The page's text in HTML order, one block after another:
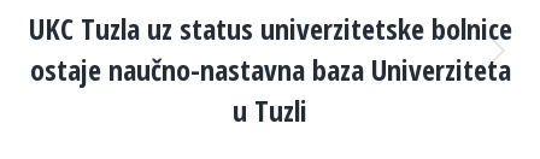
Next
post:
UKC Tuzla uz status univerzitetske bolnice
ostaje naučno-nastavna baza Univerziteta
u Tuzli